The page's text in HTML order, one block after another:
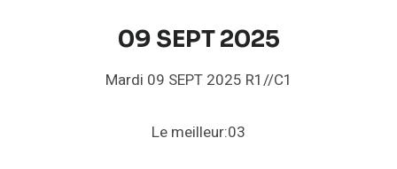
09 SEPT 2025
Mardi 09 SEPT 2025 R1//C1
Le meilleur:03